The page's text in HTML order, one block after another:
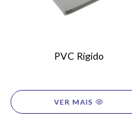
PVC Rígido